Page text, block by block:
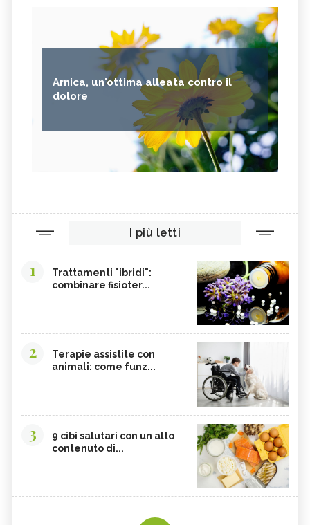
Arnica, un'ottima alleata contro il
dolore
I più letti
1
Trattamenti "ibridi":
combinare fisioter...
2
Terapie assistite con
animali: come funz...
3
9 cibi salutari con un alto
contenuto di...